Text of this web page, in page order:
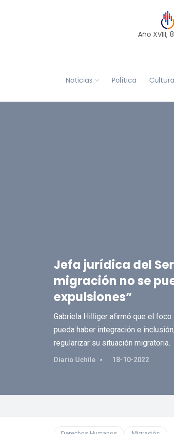
Año XVIII,
Noticias Política Cultura
Jefa jurídica del
migración no se
expulsiones”
Gabriela Hilliger afirmó que el
pueda haber integración e
regularizar su situación migratoria.
Diario Uchile 18-10-2022